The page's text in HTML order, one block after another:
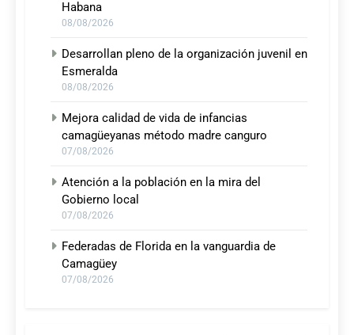
Habana
08/08/2026
Desarrollan pleno de la organización juvenil en
Esmeralda
08/08/2026
Mejora calidad de vida de infancias
camagüeyanas método madre canguro
07/08/2026
Atención a la población en la mira del
Gobierno local
07/08/2026
Federadas de Florida en la vanguardia de
Camagüey
07/08/2026